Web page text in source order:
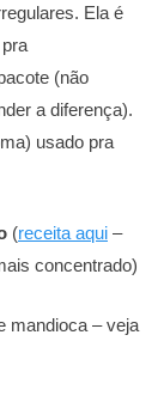
Ela é
(não
a diferença).
usado pra
(receita aqui –
concentrado)
mandioca – veja